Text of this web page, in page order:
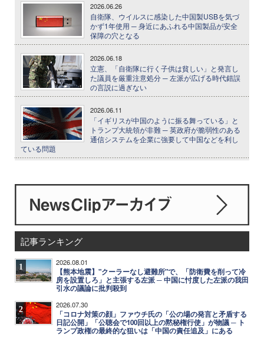
2026.06.26
自衛隊、ウイルスに感染した中国製USBを気づ
かず1年使用 ─ 身近にあふれる中国製品が安全
保障の穴となる
2026.06.18
立憲、「自衛隊に行く子供は貧しい」と発言し
た議員を厳重注意処分 ─ 左派が広げる時代錯誤
の言説に過ぎない
2026.06.11
「イギリスが中国のように振る舞っている」と
トランプ大統領が非難 ─ 英政府が脆弱性のある
通信システムを企業に強要して中国などを利し
ている問題
記事ランキング
1 2026.08.01
【熊本地震】"クーラーなし避難所"で、「防衛費を削って冷
房を設置しろ」と主張する左派 ─ 中国に忖度した左派の我田
引水の議論に批判殺到
2 2026.07.30
「コロナ対策の顔」ファウチ氏の「公の場の発言と矛盾する
日記公開」「公聴会で100回以上の黙秘権行使」が物議 ─ ト
ランプ政権の最終的な狙いは「中国の責任追及」にある